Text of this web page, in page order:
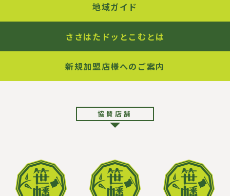
地域ガイド
ささはたドッとこむとは
新規加盟店様へのご案内
協賛店舗